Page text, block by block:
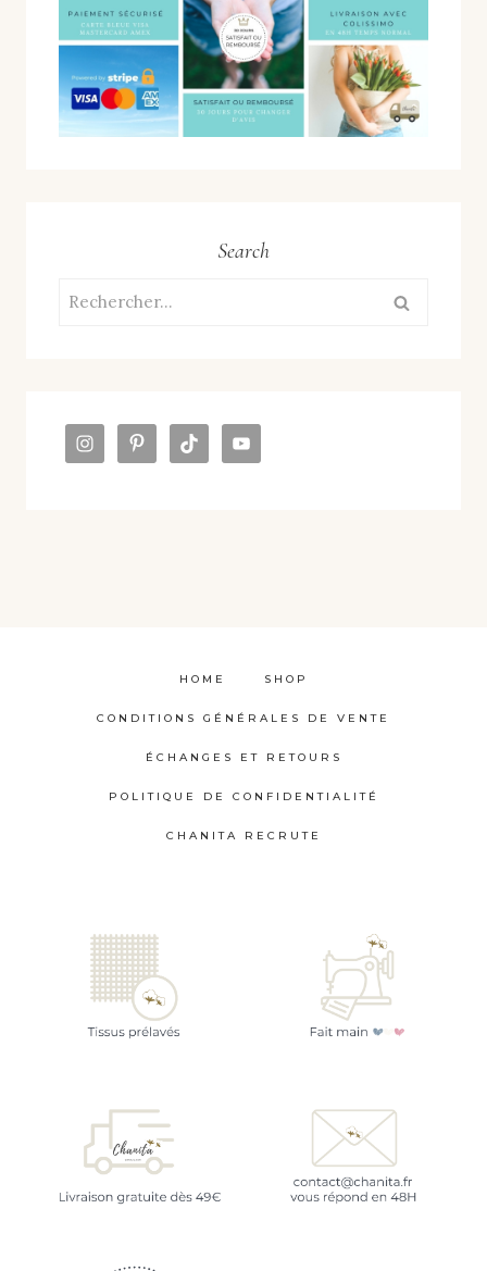
Search
Rechercher :
HOME SHOP
CONDITIONS GÉNÉRALES DE VENTE
ÉCHANGES ET RETOURS
POLITIQUE DE CONFIDENTIALITÉ
CHANITA RECRUTE